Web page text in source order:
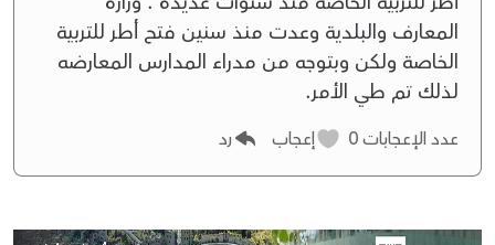
المعارف والبلدية وعدت منذ سنين فتح أطر للتربية
الخاصة ولكن وبتوجه من مدراء المدارس المعارضه
لذلك تم طي الأمر.
عدد الإعجابات إعجاب رد